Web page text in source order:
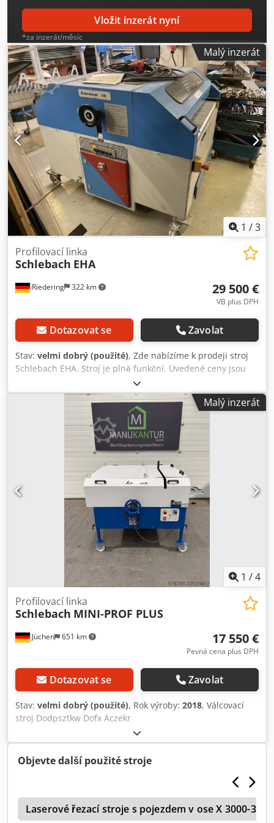
Vložit inzerát nyní
*za inzerát/měsíc
Malý inzerát
1 /3
Riedering 322 km
Profilovací linka
Schlebach EHA
29 500 €
VB plus DPH
Dotazovat se Zavolat
Stav: velmi dobrý (použité), Zde nabízíme k prodeji stroj
Schlebach EHA. Stroj je plně funkční. Uvedené ceny jsou
bez DPH. Možnost dodání. Ke stroji obdržíte fakturu s
vyčíslenou DPH. Dkodpfxjzq R E Ne Aczor
Malý inzerát
1 /4
Jüchen 651 km
Profilovací linka
Schlebach MINI-PROF PLUS
17 550 €
Pevná cena plus DPH
Dotazovat se Zavolat
Stav: velmi dobrý (použité), Rok výroby: 2018, Válcovací
stroj Dodpsztkw Dofx Aczekr
Objevte další použité stroje
Laserové řezací stroje s pojezdem v ose X 3000-